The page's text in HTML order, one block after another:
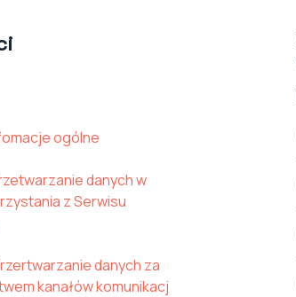
ogólne
danych w
z Serwisu
danych za
kanałów komunikacj